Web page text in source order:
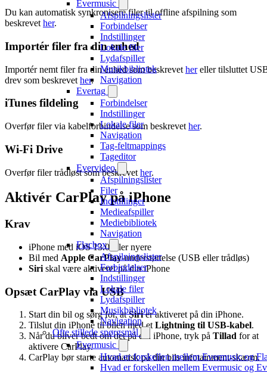
Evermusic
Afspilningslister
Forbindelser
Indstillinger
Lokale filer
Lydafspiller
Musikbibliotek
Navigation
Evertag
Forbindelser
Indstillinger
Lokale filer
Navigation
Tag-feltmappings
Tageditor
Evervideo
Afspilningslister
Filer
Indstillinger
Medieafspiller
Mediebibliotek
Navigation
Flacbox
Afspilningslister
Forbindelser
Indstillinger
Lokale filer
Lydafspiller
Musikbibliotek
Navigation
Ofte stillede spørgsmål
Evermusic
Hvad er forskellen mellem Evermusic og
Hvad er forskellen mellem Evermusic og
Du kan automatisk synkronisere filer til offline afspilning som
beskrevet her.
Importér filer fra din enhed
Importér nemt filer fra din enhed som beskrevet hereller tilsluttet
drev som beskrevet her.
iTunes fildeling
Overfør filer via kabelforbindelse som beskrevet her.
Wi-Fi Drive
Overfør filer trådløst som beskrevet her.
Aktivér CarPlay på iPhone
Krav
iPhone med iOS 13.0 eller nyere
Bil med Apple CarPlay-understøttelse (USB eller trådløs)
Siri skal være aktiveret på din iPhone
Opsæt CarPlay via USB
Start din bil og sørg for, atSirier aktiveret på din iPhone.
Tilslut din iPhone til bilen med etLightning til USB-kabel.
Når du bliver bedt om det på din iPhone, tryk på Tillad for at
aktivere CarPlay.
CarPlay bør starte automatisk på din bils infotainment-skærm.